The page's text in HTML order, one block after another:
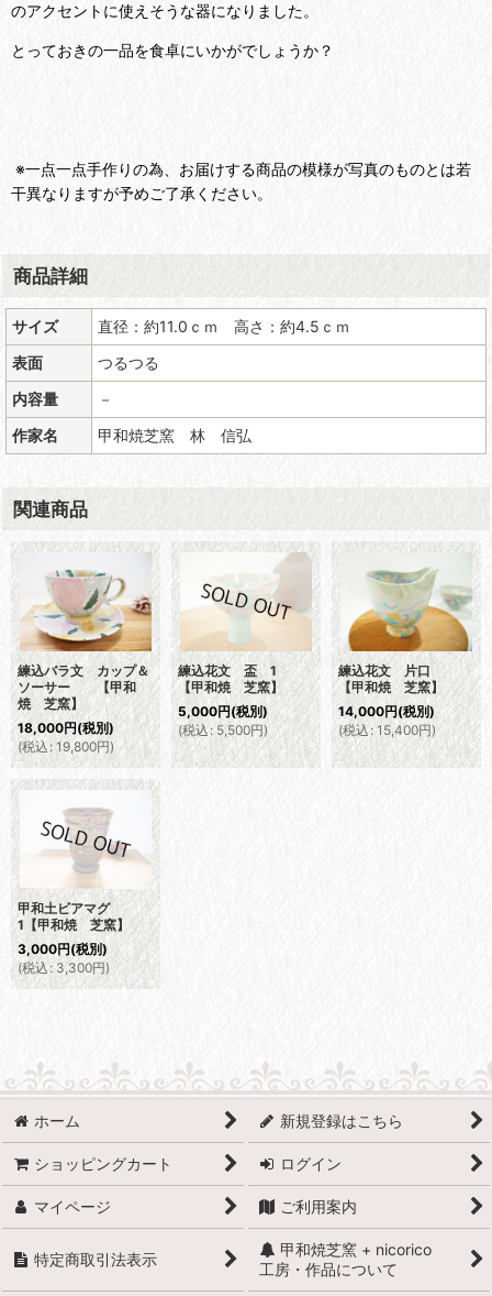
のアクセントに使えそうな器になりました。
とっておきの一品を食卓にいかがでしょうか？
※一点一点手作りの為、お届けする商品の模様が写真のものとは若
干異なりますが予めご了承ください。
商品詳細
サイズ
直径：約11.0ｃｍ 高さ：約4.5ｃｍ
表面
つるつる
内容量
－
作家名
甲和焼芝窯 林 信弘
関連商品
練込バラ文 カップ＆
ソーサー 【甲和
焼 芝窯】
18,000円(税別)
(税込: 19,800円)
練込花文 盃 1
【甲和焼 芝窯】
5,000円(税別)
(税込: 5,500円)
練込花文 片口
【甲和焼 芝窯】
14,000円(税別)
(税込: 15,400円)
甲和土ビアマグ
1【甲和焼 芝窯】
3,000円(税別)
(税込: 3,300円)
ホーム 新規登録はこちら
ショッピングカート ログイン
マイページ ご利用案内
特定商取引法表示
甲和焼芝窯 + nicorico
工房・作品について